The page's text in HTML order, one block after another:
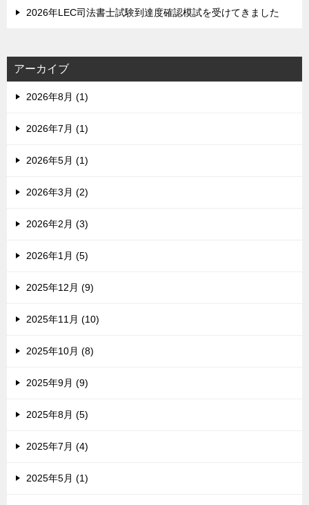
2026年LEC司法書士試験到達度確認模試を受けてきました
アーカイブ
2026年8月 (1)
2026年7月 (1)
2026年5月 (1)
2026年3月 (2)
2026年2月 (3)
2026年1月 (5)
2025年12月 (9)
2025年11月 (10)
2025年10月 (8)
2025年9月 (9)
2025年8月 (5)
2025年7月 (4)
2025年5月 (1)